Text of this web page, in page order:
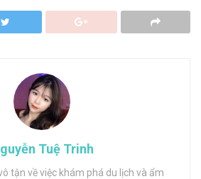
Tuệ Trinh
tận về việc khám phá du lịch và ẩm